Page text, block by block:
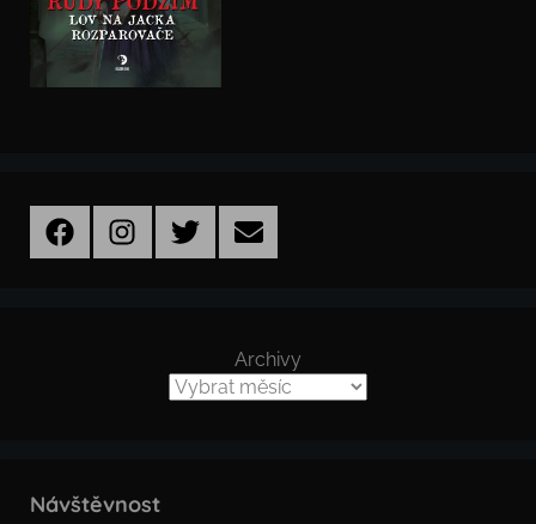
FacebookInstagramTwitter Email
Archivy
Návštěvnost